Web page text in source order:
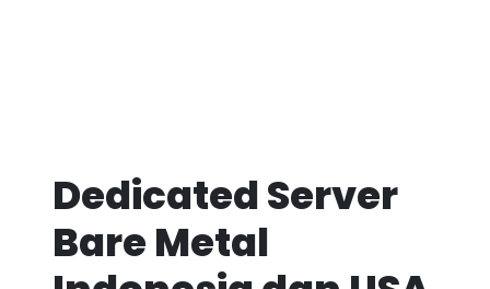
Dedicated Server
Bare Metal